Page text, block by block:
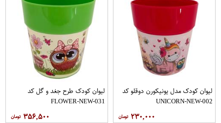
لیوان کودک مدل یونیکورن دوقلو کد
UNICORN-NEW-002
۲۳۰,۰۰۰
لیوان کودک طرح جغد و گل کد
FLOWER-NEW-031
۳۵۶,۵۰۰